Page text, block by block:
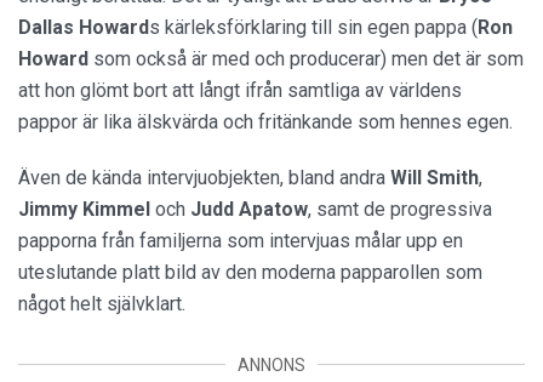
Dallas Howards kärleksförklaring till sin egen pappa (Ron
Howard som också är med och producerar) men det är som
att hon glömt bort att långt ifrån samtliga av världens
pappor är lika älskvärda och fritänkande som hennes egen.
Även de kända intervjuobjekten, bland andra Will Smith,
Jimmy Kimmel och Judd Apatow, samt de progressiva
papporna från familjerna som intervjuas målar upp en
uteslutande platt bild av den moderna papparollen som
något helt självklart.
ANNONS